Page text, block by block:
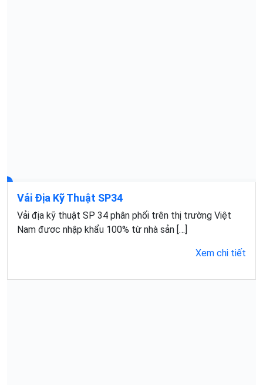
Vải Địa Kỹ Thuật SP34
Vải địa kỹ thuật SP 34 phân phối trên thị trường Việt
Nam đươc nhập khẩu 100% từ nhà sản […]
Xem chi tiết